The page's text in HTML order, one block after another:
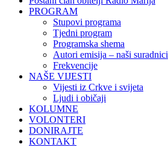
PROGRAM
Stupovi programa
Tjedni program
Programska shema
Autori emisija – naši suradnici
Frekvencije
NAŠE VIJESTI
Vijesti iz Crkve i svijeta
Ljudi i običaji
KOLUMNE
VOLONTERI
DONIRAJTE
KONTAKT